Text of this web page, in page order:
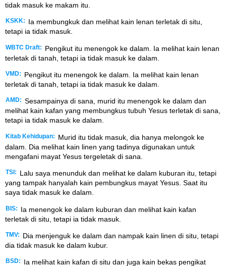
tidak masuk ke makam itu.
KSKK:
Ia membungkuk dan melihat kain lenan terletak di situ,
tetapi ia tidak masuk.
WBTC Draft:
Pengikut itu menengok ke dalam. Ia melihat kain lenan
terletak di tanah, tetapi ia tidak masuk ke dalam.
VMD:
Pengikut itu menengok ke dalam. Ia melihat kain lenan
terletak di tanah, tetapi ia tidak masuk ke dalam.
AMD: Sesampainya di sana, murid itu menengok ke dalam dan
melihat kain kafan yang membungkus tubuh Yesus terletak di sana,
tetapi ia tidak masuk ke dalam.
Kitab Kehidupan:
Murid itu tidak masuk, dia hanya melongok ke
dalam. Dia melihat kain linen yang tadinya digunakan untuk
mengafani mayat Yesus tergeletak di sana.
TSI:
Lalu saya menunduk dan melihat ke dalam kuburan itu, tetapi
yang tampak hanyalah kain pembungkus mayat Yesus. Saat itu
saya tidak masuk ke dalam.
BIS:
Ia menengok ke dalam kuburan dan melihat kain kafan
terletak di situ, tetapi ia tidak masuk.
TMV:
Dia menjenguk ke dalam dan nampak kain linen di situ, tetapi
dia tidak masuk ke dalam kubur.
BSD:
Ia melihat kain kafan di situ dan juga kain bekas pengikat